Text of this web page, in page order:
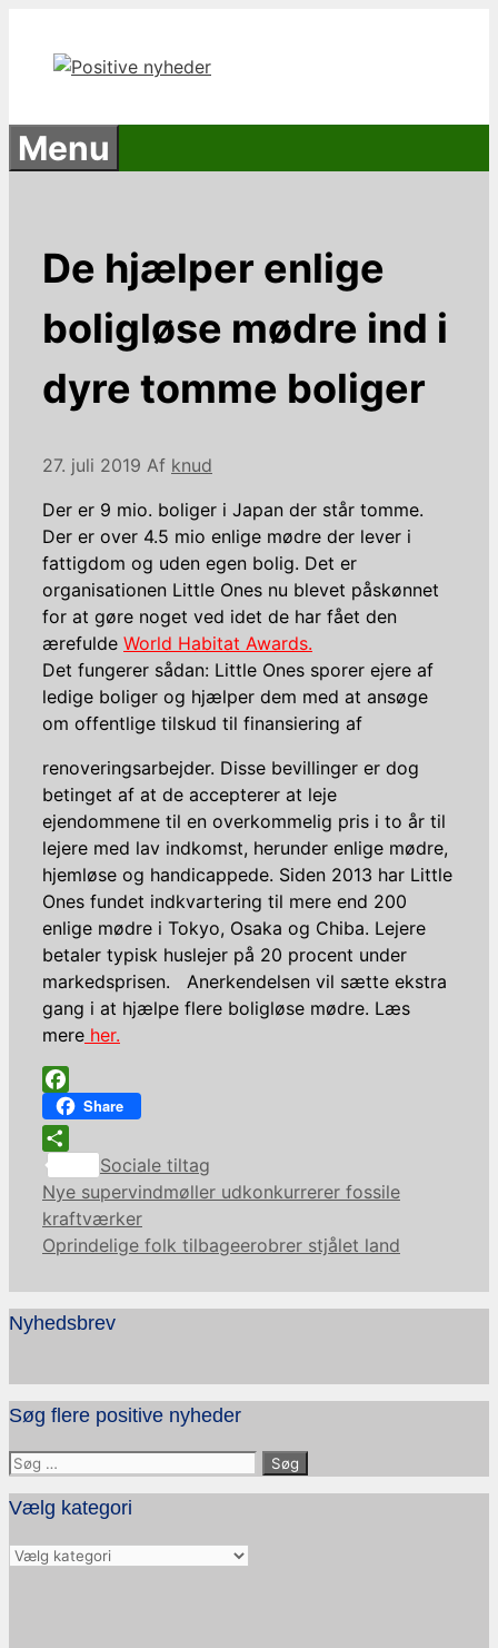
indhold
Menu
De hjælper enlige
boligløse mødre ind i
dyre tomme boliger
27. juli 2019 Af knud
Der er 9 mio. boliger i Japan der står tomme.
Der er over 4.5 mio enlige mødre der lever i
fattigdom og uden egen bolig. Det er
organisationen Little Ones nu blevet påskønnet
for at gøre noget ved idet de har fået den
ærefulde World Habitat Awards.
Det fungerer sådan: Little Ones sporer ejere af
ledige boliger og hjælper dem med at ansøge
om offentlige tilskud til finansiering af
renoveringsarbejder. Disse bevillinger er dog
betinget af at de accepterer at leje
ejendommene til en overkommelig pris i to år til
lejere med lav indkomst, herunder enlige mødre,
hjemløse og handicappede. Siden 2013 har Little
Ones fundet indkvartering til mere end 200
enlige mødre i Tokyo, Osaka og Chiba. Lejere
betaler typisk huslejer på 20 procent under
markedsprisen. Anerkendelsen vil sætte ekstra
gang i at hjælpe flere boligløse mødre. Læs
mere her.
Facebook
Share
Share
Kategorier
Sociale tiltag
Nye supervindmøller udkonkurrerer fossile
kraftværker
Oprindelige folk tilbageerobrer stjålet land
Nyhedsbrev
Søg flere positive nyheder
Søg
efter:
Vælg kategori
Vælg